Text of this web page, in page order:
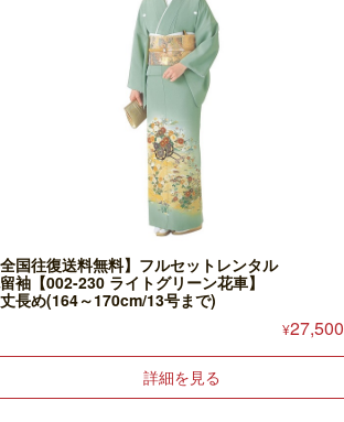
国往復送料無料】フルセットレンタル
袖【002-230 ライトグリーン花車】
長め(164～170cm/13号まで)
¥27,500
詳細を見る